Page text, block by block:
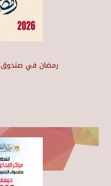
رمضان في صندوق